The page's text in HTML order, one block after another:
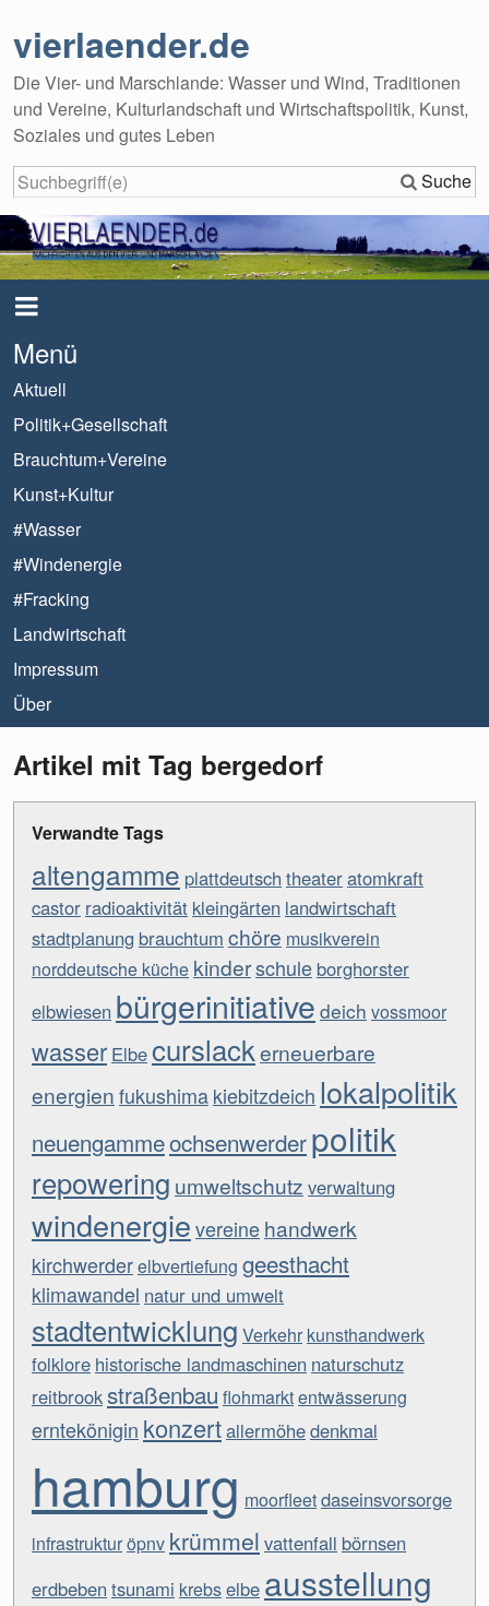
vierlaender.de
Die Vier- und Marschlande: Wasser und Wind, Traditionen
und Vereine, Kulturlandschaft und Wirtschaftspolitik, Kunst,
Soziales und gutes Leben
Suche
Menü
Aktuell
Politik+Gesellschaft
Brauchtum+Vereine
Kunst+Kultur
#Wasser
#Windenergie
#Fracking
Landwirtschaft
Impressum
Über
Artikel mit Tag bergedorf
Verwandte Tags
altengamme plattdeutsch theateratomkraft
castor radioaktivität kleingärten landwirtschaft
stadtplanung brauchtum chöre musikverein
norddeutsche küche kinderschule borghorster
elbwiesen bürgerinitiative deich vossmoor
wasser Elbecurslackerneuerbare
energienfukushimakiebitzdeich lokalpolitik
neuengammeochsenwerderpolitik
repowering umweltschutz verwaltung
windenergievereinehandwerk
kirchwerderelbvertiefung geesthacht
klimawandel natur und umwelt
stadtentwicklung Verkehr kunsthandwerk
folklore historische landmaschinen naturschutz
reitbrook straßenbau flohmarktentwässerung
erntekönigin konzertallermöhedenkmal
hamburg moorfleetdaseinsvorsorge
infrastrukturöpnv krümmel vattenfall börnsen
erdbeben tsunami krebselbe ausstellung